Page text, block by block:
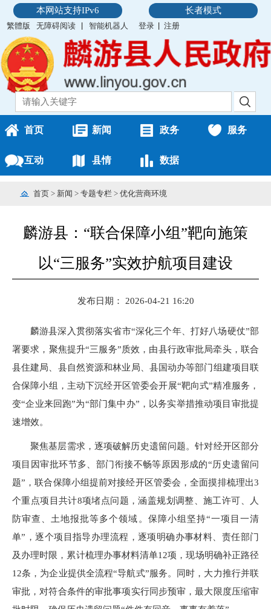
本网站支持IPv6 长者模式
繁體版 无障碍阅读 智能机器人 登录 注册
首页 新闻 政务 服务
互动 县情 数据
首页 > 新闻 > 专题专栏 > 优化营商环境
麟游县：“联合保障小组”靶向施策
以“三服务”实效护航项目建设
发布日期： 2026-04-21 16:20
麟游县深入贯彻落实省市“深化三个年、打好八场硬仗”部
署要求，聚焦提升“三服务”质效，由县行政审批局牵头，联合
县住建局、县自然资源和林业局、县国动办等部门组建项目联
合保障小组，主动下沉经开区管委会开展“靶向式”精准服务，
变“企业来回跑”为“部门集中办”，以务实举措推动项目审批提
速增效。
聚焦基层需求，逐项破解历史遗留问题。针对经开区部分
项目因审批环节多、部门衔接不畅等原因形成的“历史遗留问
题”，联合保障小组提前对接经开区管委会，全面摸排梳理出3
个重点项目共计8项堵点问题，涵盖规划调整、施工许可、人
防审查、土地报批等多个领域。保障小组坚持“一项目一清
单”，逐个项目指导办理流程，逐项明确办事材料、责任部门
及办理时限，累计梳理办事材料清单12项，现场明确补正路径
12条，为企业提供全流程“导航式”服务。同时，大力推行并联
审批，对符合条件的审批事项实行同步预审，最大限度压缩审